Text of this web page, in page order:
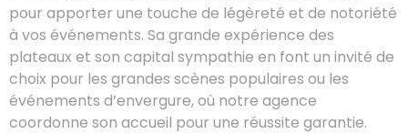
pour apporter une touche de légèreté et de notoriété
à vos événements. Sa grande expérience des
plateaux et son capital sympathie en font un invité de
choix pour les grandes scènes populaires ou les
événements d’envergure, où notre agence
coordonne son accueil pour une réussite garantie.